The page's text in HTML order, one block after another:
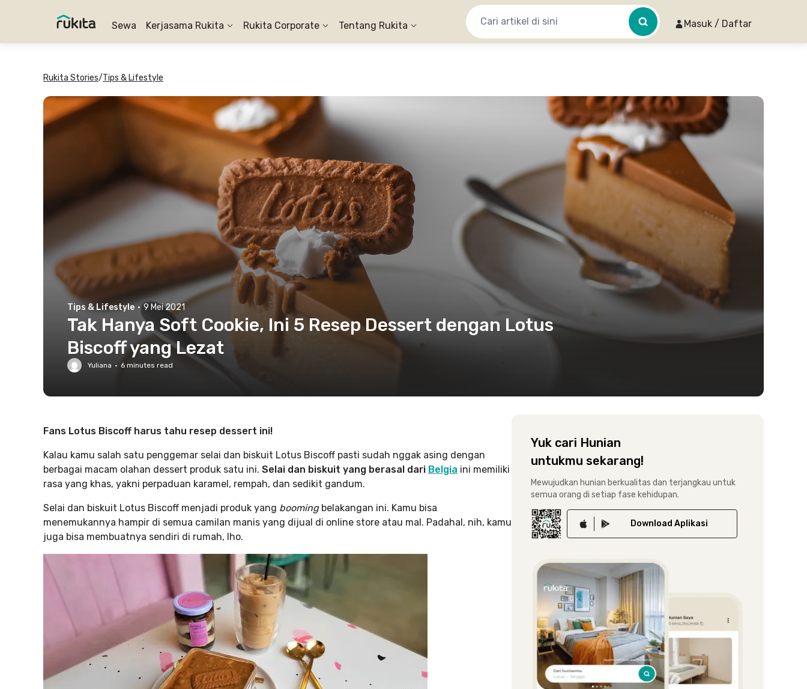
Sewa Kerjasama Rukita Rukita Corporate Tentang Rukita Masuk / Daftar
Rukita Stories/Tips & Lifestyle
Tips & Lifestyle · 9 Mei 2021
Tak Hanya Soft Cookie, Ini 5 Resep Dessert dengan Lotus
Biscoff yang Lezat
Yuliana · 6 minutes read
Fans Lotus Biscoff harus tahu resep dessert ini!
Kalau kamu salah satu penggemar selai dan biskuit Lotus Biscoff pasti sudah nggak asing dengan
berbagai macam olahan dessert produk satu ini. Selai dan biskuit yang berasal dari Belgia ini memiliki
rasa yang khas, yakni perpaduan karamel, rempah, dan sedikit gandum.
Selai dan biskuit Lotus Biscoff menjadi produk yang boomingbelakangan ini. Kamu bisa
menemukannya hampir di semua camilan manis yang dijual di online store atau mal. Padahal, nih, kamu
juga bisa membuatnya sendiri di rumah, lho.
Yuk cari Hunian
untukmu sekarang!
Mewujudkan hunian berkualitas dan terjangkau untuk
semua orang di setiap fase kehidupan.
Download Aplikasi